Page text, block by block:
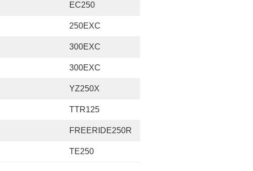
EC250
250EXC
300EXC
300EXC
YZ250X
TTR125
FREERIDE250R
TE250